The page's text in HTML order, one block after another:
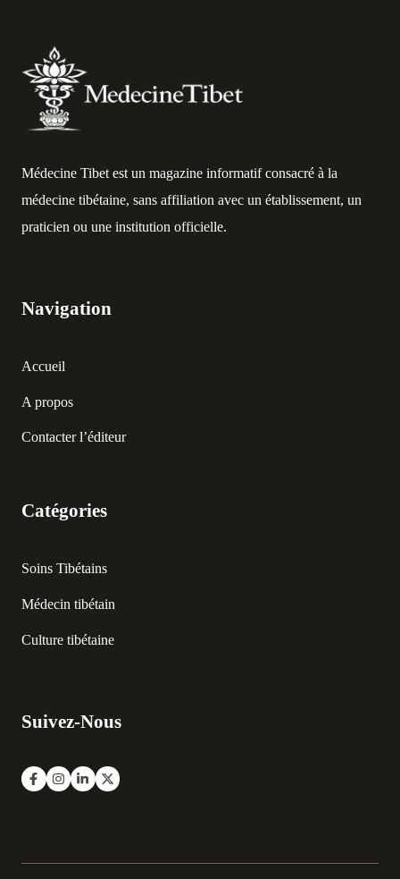
Médecine Tibet est un magazine informatif consacré à la
médecine tibétaine, sans affiliation avec un établissement, un
praticien ou une institution officielle.
Navigation
Accueil
A propos
Contacter l’éditeur
Catégories
Soins Tibétains
Médecin tibétain
Culture tibétaine
Suivez-Nous